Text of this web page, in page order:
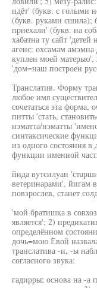
идёт' (букв. с голыми
(букв. руками сшила);
приехали' (букв. на
хабатна ту сайт
агенс: охсамам
куплен моей матерью',
'дом=наш построен
Транслатив. Форму
любое имя
сочетаться эта форма,
питты 'стать,
нэматта/нэматты
синтаксические
из одного состояния в
функции именной
йида вутсилуан
ветеринарами', йигам
повзрослев, станет
'мой братишка в
является'; 2)
определённом
дочь=мою Евой
транслатива -и, -ы
согласного звука:
гадирры; основа на -а